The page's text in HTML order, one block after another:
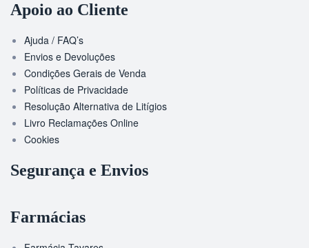
Apoio ao Cliente
Ajuda / FAQ’s
Envios e Devoluções
Condições Gerais de Venda
Políticas de Privacidade
Resolução Alternativa de Litígios
Livro Reclamações Online
Cookies
Segurança e Envios
Farmácias